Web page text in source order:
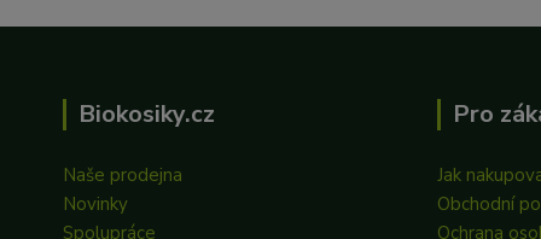
Biokosiky.cz
Naše prodejna
Novinky
Spolupráce
Pro
Jak
Obchodní
Ochrana